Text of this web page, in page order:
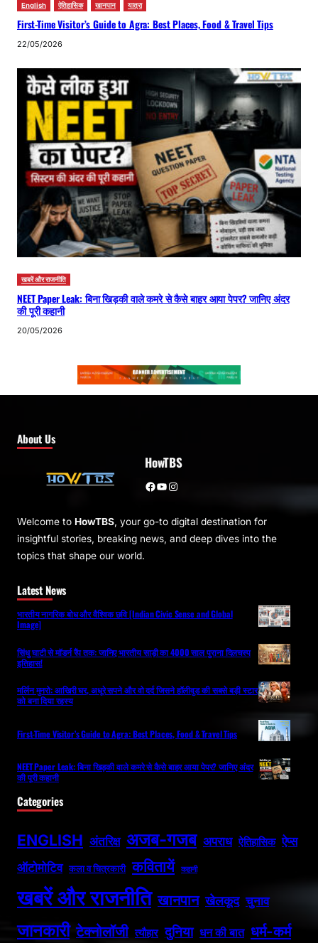
English ऐतिहासिक खानपान यात्रा
First-Time Visitor’s Guide to Agra: Best Places, Food & Travel Tips
22/05/2026
खबरें और राजनीति
NEET Paper Leak: बिना खिड़की वाले कमरे से कैसे बाहर आया पेपर? जानिए अंदर
की पूरी कहानी
20/05/2026
About Us
HowTBS
Facebook YouTube Instagram
Welcome to HowTBS, your go-to digital destination for
insightful stories, breaking news, and deep dives into the
topics that shape our world.
Latest News
भारतीय नागरिक बोध और वैश्विक छवि [Indian Civic Sense and Global
Image]
सिंधु घाटी से मॉडर्न रैंप तक: जानिए भारतीय साड़ी का 4000 साल पुराना दिलचस्प
इतिहास!
मर्लिन मुनरो: आखिरी घर, अधूरे सपने और वो दर्द जिसने हॉलीवुड की सबसे बड़ी स्टार
को बना दिया रहस्य
First-Time Visitor’s Guide to Agra: Best Places, Food & Travel Tips
NEET Paper Leak: बिना खिड़की वाले कमरे से कैसे बाहर आया पेपर? जानिए अंदर
की पूरी कहानी
Categories
ENGLISH अंतरिक्ष अजब-गजब अपराध ऐतिहासिक ऐप्स
ऑटोमोटिव कला व चित्रकारी कवितायें कहानी
खबरें और राजनीति खानपान खेलकूद चुनाव
जानकारी टेक्नोलॉजी त्यौहार दुनिया धन की बात धर्म-कर्म